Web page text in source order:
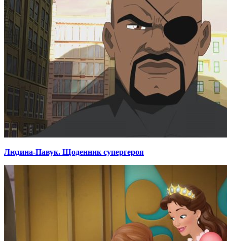
Людина-Павук. Щоденник супергероя